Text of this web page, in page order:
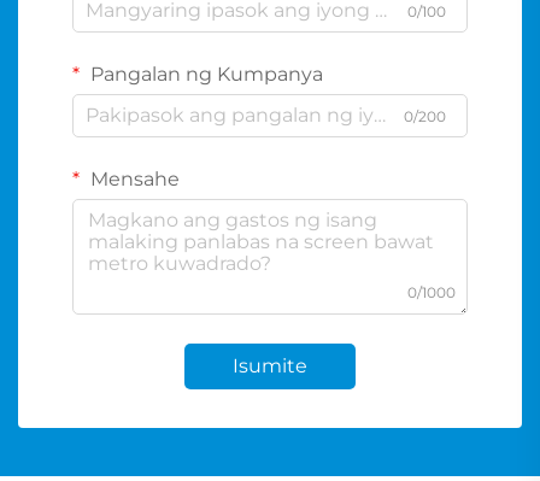
0/100
Pangalan ng Kumpanya
0/200
Mensahe
0/1000
Isumite